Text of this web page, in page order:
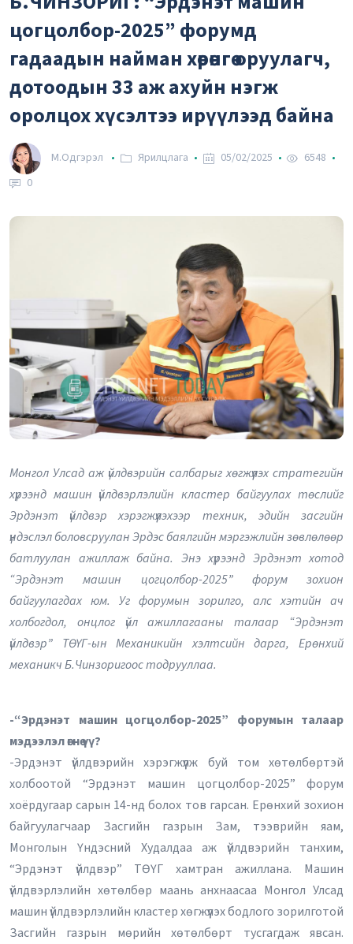
Рубль
Вон
цогцолбор-2025” форумд
гадаадын найман хөрөнгө оруулагч,
дотоодын 33 аж ахуйн нэгж
оролцох хүсэлтээ ирүүлээд байна
М.Одгэрэл Ярилцлага 05/02/2025
6548
0
Монгол Улсад аж үйлдвэрийн салбарыг хөгжүүлэх стратегийн
хүрээнд машин үйлдвэрлэлийн кластер байгуулах төслийг
Эрдэнэт үйлдвэр хэрэгжүүлэхээр техник, эдийн засгийн
үндэслэл боловсруулан Эрдэс баялгийн мэргэжлийн зөвлөлөөр
батлуулан ажиллаж байна. Энэ хүрээнд Эрдэнэт хотод
“Эрдэнэт машин цогцолбор-2025” форум зохион
байгуулагдах юм. Уг форумын зорилго, алс хэтийн ач
холбогдол, онцлог үйл ажиллагааны талаар “Эрдэнэт
үйлдвэр” ТӨҮГ-ын Механикийн хэлтсийн дарга, Ерөнхий
механикч Б.Чинзоригоос тодрууллаа.
-“Эрдэнэт машин цогцолбор-2025” форумын талаар
мэдээлэл өгнө үү?
-Эрдэнэт үйлдвэрийн хэрэгжүүлж буй том хөтөлбөртэй
холбоотой “Эрдэнэт машин цогцолбор-2025” форум
хоёрдугаар сарын 14-нд болох тов гарсан. Ерөнхий зохион
байгуулагчаар Засгийн газрын Зам, тээврийн яам,
Монголын Үндэсний Худалдаа аж үйлдвэрийн танхим,
“Эрдэнэт үйлдвэр” ТӨҮГ хамтран ажиллана. Машин
үйлдвэрлэлийн хөтөлбөр маань анхнаасаа Монгол Улсад
машин үйлдвэрлэлийн кластер хөгжүүлэх бодлого зорилготой
Засгийн газрын мөрийн хөтөлбөрт тусгагдаж явсан.